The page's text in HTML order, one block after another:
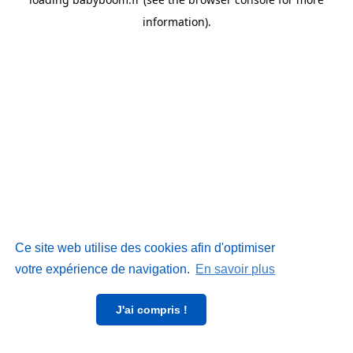
Ce site web utilise des cookies afin d'optimiser
votre expérience de navigation. En savoir plus
J'ai compris !
information).